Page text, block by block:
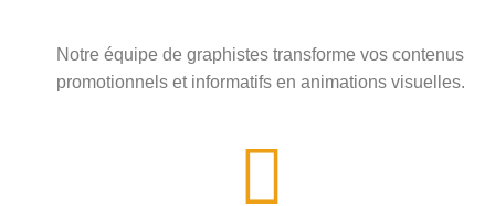
Notre équipe de graphistes transforme vos contenus
promotionnels et informatifs en animations visuelles.